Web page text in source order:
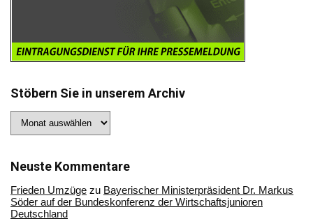
Stöbern Sie in unserem Archiv
Sie
Archiv
Neuste Kommentare
Frieden Umzüge zu Bayerischer Ministerpräsident Dr. Markus
Söder auf der Bundeskonferenz der Wirtschaftsjunioren
Deutschland